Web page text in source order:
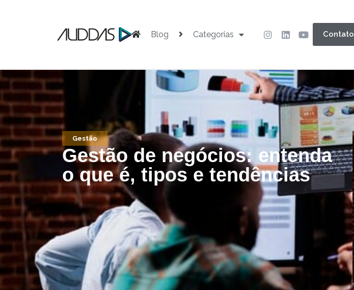
Blog Categorias Contato
Gestão
Gestão de negócios: entenda
o que é, tipos e tendências